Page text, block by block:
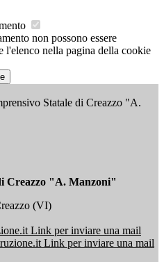
non possono essere
l'elenco nella pagina della cookie
Statale di Creazzo "A.
Creazzo "A. Manzoni"
(VI)
Link per inviare una mail
Link per inviare una mail